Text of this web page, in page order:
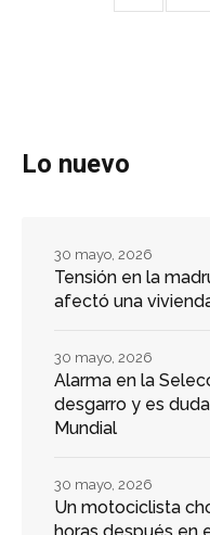
Lo nuevo
Tensión en la
afectó una
30 mayo, 2026
Alarma en la
desgarro y es
Mundial
30 mayo, 2026
Un motociclista
30 mayo, 2026